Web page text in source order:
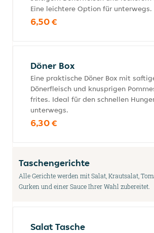
Eine leichtere Option für unterwegs.
6,50 €
Döner Box
Eine praktische Döner Box mit
Dönerfleisch und knusprigen
frites. Ideal für den schnellen
unterwegs.
6,30 €
Taschengerichte
Alle Gerichte werden mit Salat, Krautsalat,
Gurken und einer Sauce Ihrer Wahl zubereitet.
Salat Tasche